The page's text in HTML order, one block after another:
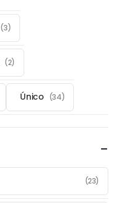
(3)
(2)
Único (34)
(23)